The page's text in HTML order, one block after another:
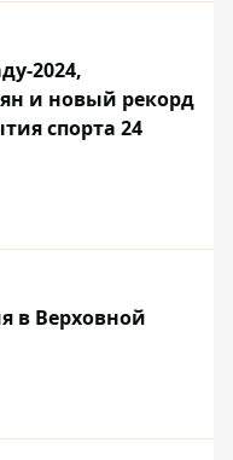
2024,
и новый рекорд
спорта 24
в Верховной